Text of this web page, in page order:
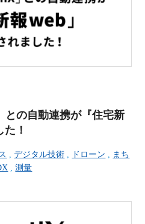
との自動連携が『住宅新
！
,デジタル技術 , ドローン , まち
,測量